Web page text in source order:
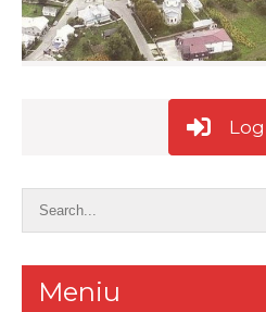
Meniu